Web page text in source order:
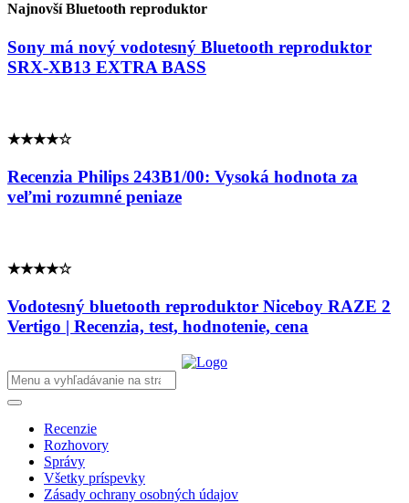
Najnovší Bluetooth reproduktor
Sony má nový vodotesný Bluetooth reproduktor
SRX-XB13 EXTRA BASS
★★★★☆
Recenzia Philips 243B1/00: Vysoká hodnota za
veľmi rozumné peniaze
★★★★☆
Vodotesný bluetooth reproduktor Niceboy RAZE 2
Vertigo | Recenzia, test, hodnotenie, cena
Recenzie
Rozhovory
Správy
Všetky príspevky
Zásady ochrany osobných údajov